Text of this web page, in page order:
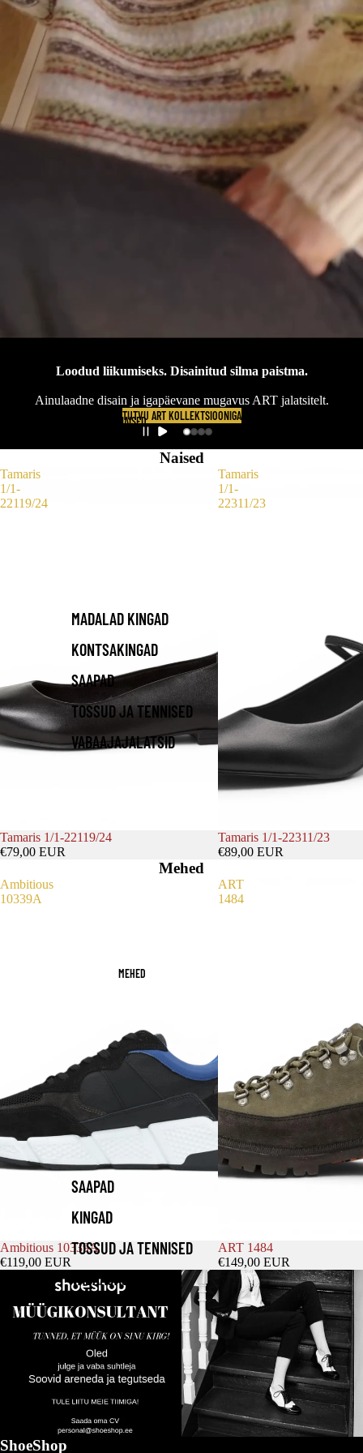
NAISED
MADALAD KINGAD
KONTSAKINGAD
SAAPAD
TOSSUD JA TENNISED
VABAAJAJALATSID
MEHED
SAAPAD
KINGAD
TOSSUD JA TENNISED
VABAAJAJALATSID
Loodud liikumiseks. Disainitud silma paistma.
Ainulaadne disain ja igapäevane mugavus ART jalatsitelt.
TUTVU ART KOLLEKTSIOONIGA
Naised
Tamaris
1/1-
22119/24
Tamaris 1/1-22119/24
€79,00 EUR
Tamaris
1/1-
22311/23
Tamaris 1/1-22311/23
€89,00 EUR
Mehed
Ambitious
10339A
Ambitious 10339A
€119,00 EUR
ART
1484
ART 1484
€149,00 EUR
ShoeShop